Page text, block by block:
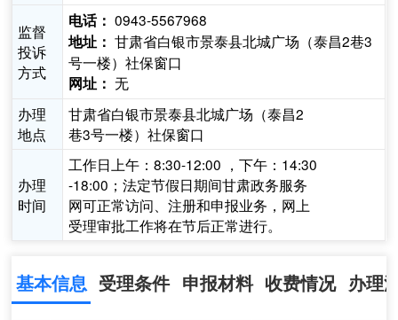
监督
投诉
方式
电话： 0943-5567968
地址： 甘肃省白银市景泰县北城广场（泰昌2巷3
号一楼）社保窗口
网址： 无
办理
地点
甘肃省白银市景泰县北城广场（泰昌2
巷3号一楼）社保窗口
办理
时间
工作日上午：8:30-12:00 ，下午：14:30
-18:00；法定节假日期间甘肃政务服务
网可正常访问、注册和申报业务，网上
受理审批工作将在节后正常进行。
基本信息 受理条件 申报材料 收费情况 办理